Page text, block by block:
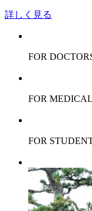
詳しく見る
FOR
FOR
FOR